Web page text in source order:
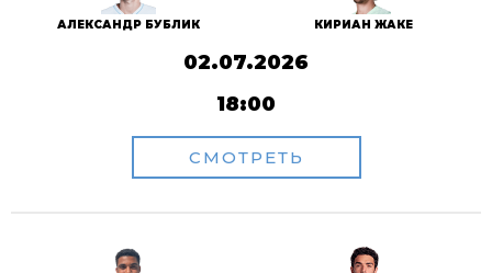
АЛЕКСАНДР БУБЛИК КИРИАН ЖАКЕ
02.07.2026
18:00
СМОТРЕТЬ